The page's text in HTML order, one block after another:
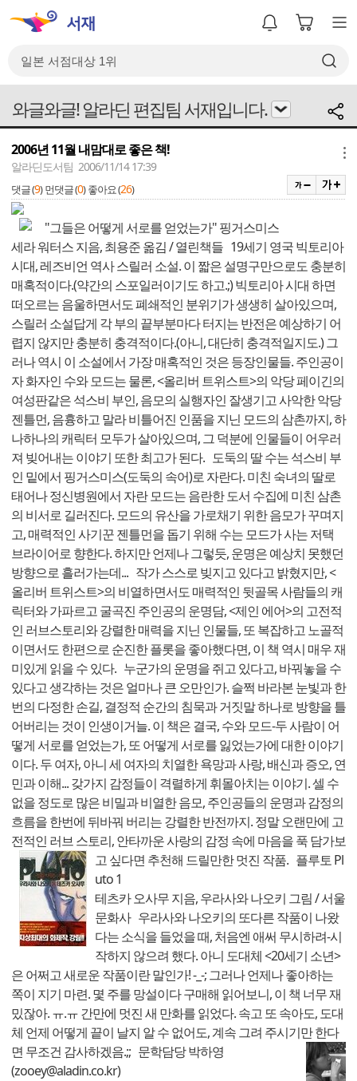
와글와글! 알라딘 편집팀 서재입니다.
2006년 11월 내맘대로 좋은 책!
알라딘도서팀 2006/11/14 17:39
댓글 (9) 먼댓글 (0) 좋아요 (26)
"그들은 어떻게 서로를 얻었는가"핑거스미스
세라 워터스 지음, 최용준 옮김 / 열린책들 19세기 영국 빅토리아
시대, 레즈비언 역사 스릴러 소설. 이 짧은 설명구만으로도 충분히
매혹적이다.(약간의 스포일러이기도 하고.;) 빅토리아 시대 하면
떠오르는 음울하면서도 폐쇄적인 분위기가 생생히 살아있으며,
스릴러 소설답게 각 부의 끝부분마다 터지는 반전은 예상하기 어
렵지 않지만 충분히 충격적이다.(아니, 대단히 충격적일지도.) 그
러나 역시 이 소설에서 가장 매혹적인 것은 등장인물들. 주인공이
자 화자인 수와 모드는 물론, <올리버 트위스트>의 악당 페이긴의
여성판같은 석스비 부인, 음모의 실행자인 잘생기고 사악한 악당
젠틀먼, 음흉하고 말라 비틀어진 인품을 지닌 모드의 삼촌까지, 하
나하나의 캐릭터 모두가 살아있으며, 그 덕분에 인물들이 어우러
져 빚어내는 이야기 또한 최고가 된다. 도둑의 딸 수는 석스비 부
인 밑에서 핑거스미스(도둑의 속어)로 자란다. 미친 숙녀의 딸로
태어나 정신병원에서 자란 모드는 음란한 도서 수집에 미친 삼촌
의 비서로 길러진다. 모드의 유산을 가로채기 위한 음모가 꾸며지
고, 매력적인 사기꾼 젠틀먼을 돕기 위해 수는 모드가 사는 저택
브라이어로 향한다. 하지만 언제나 그렇듯, 운명은 예상치 못했던
방향으로 흘러가는데... 작가 스스로 빚지고 있다고 밝혔지만, <
올리버 트위스트>의 비열하면서도 매력적인 뒷골목 사람들의 캐
릭터와 가파르고 굴곡진 주인공의 운명담, <제인 에어>의 고전적
인 러브스토리와 강렬한 매력을 지닌 인물들, 또 복잡하고 노골적
이면서도 한편으로 순진한 플롯을 좋아했다면, 이 책 역시 매우 재
미있게 읽을 수 있다. 누군가의 운명을 쥐고 있다고, 바꿔놓을 수
있다고 생각하는 것은 얼마나 큰 오만인가. 슬쩍 바라본 눈빛과 한
번의 다정한 손길, 결정적 순간의 침묵과 거짓말 하나로 방향을 틀
어버리는 것이 인생이거늘. 이 책은 결국, 수와 모드-두 사람이 어
떻게 서로를 얻었는가, 또 어떻게 서로를 잃었는가에 대한 이야기
이다. 두 여자, 아니 세 여자의 치열한 욕망과 사랑, 배신과 증오, 연
민과 이해... 갖가지 감정들이 격렬하게 휘몰아치는 이야기. 셀 수
없을 정도로 많은 비밀과 비열한 음모, 주인공들의 운명과 감정의
흐름을 한번에 뒤바꿔 버리는 강렬한 반전까지. 정말 오랜만에 고
전적인 러브 스토리, 안타까운 사랑의 감정 속에 마음을 푹 담가보
고 싶다면 추천해 드릴만한 멋진 작품. 플루토 Pl
uto 1
테츠카 오사무 지음, 우라사와 나오키 그림 / 서울
문화사 우라사와 나오키의 또다른 작품이 나왔
다는 소식을 들었을 때, 처음엔 애써 무시하려-시
작하지 않으려 했다. 아니 도대체 <20세기 소년>
은 어쩌고 새로운 작품이란 말인가! -_-; 그러나 언제나 좋아하는
쪽이 지기 마련. 몇 주를 망설이다 구매해 읽어보니, 이 책 너무 재
밌잖아. ㅠ.ㅠ 간만에 멋진 새 만화를 읽었다. 속고 또 속아도, 도대
체 언제 어떻게 끝이 날지 알 수 없어도, 계속 그려 주시기만 한다
면 무조건 감사하겠음.;; 문학담당 박하영
(zooey@aladin.co.kr)